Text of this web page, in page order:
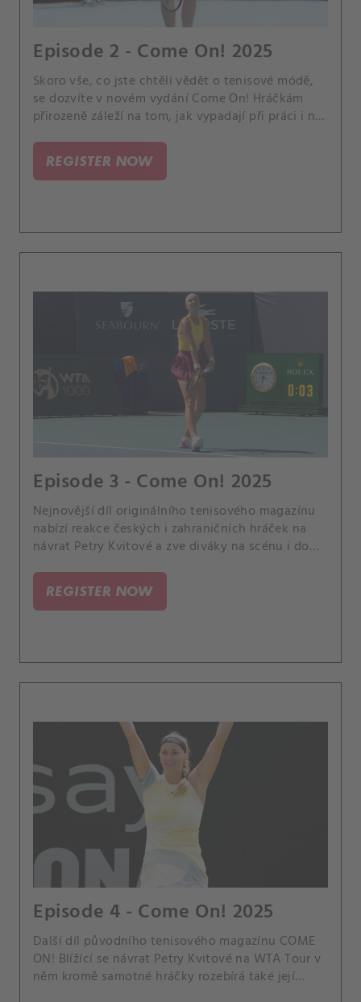
Episode 2 - Come On! 2025
Skoro vše, co jste chtěli vědět o tenisové módě,
se dozvíte v novém vydání Come On! Hráčkám
přirozeně záleží na tom, jak vypadají při práci i na
magazín CANAL+ Sport pojednává o
extravagantních modelech, róbách na plesy a
bankety i sponzorském oblečení na kurty.
REGISTER NOW
Episode 3 - Come On! 2025
Nejnovější díl originálního tenisového magazínu
nabízí reakce českých i zahraničních hráček na
návrat Petry Kvitové a zve diváky na scénu i do
němž měl CANAL+ Sport svůj štáb, včetně
expertky Andrey Hlaváčkové.
REGISTER NOW
Episode 4 - Come On! 2025
Další díl původního tenisového magazínu COME
ON! Blížící se návrat Petry Kvitové na WTA Tour v
něm kromě samotné hráčky rozebírá také její